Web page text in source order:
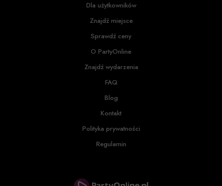
Dla użytkowników
Znajdź miejsce
Sprawdź ceny
O PartyOnline
Znajdź wydarzenia
FAQ
Blog
Kontakt
Polityka prywatności
Regulamin